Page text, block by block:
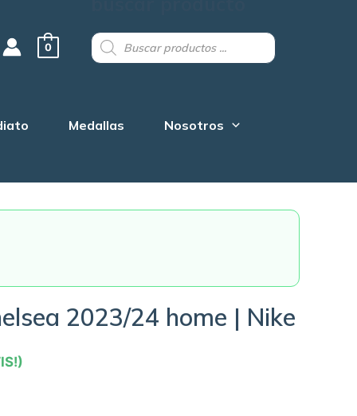
0
Products
search
Medallas Nosotros
2023/24 home | Nike